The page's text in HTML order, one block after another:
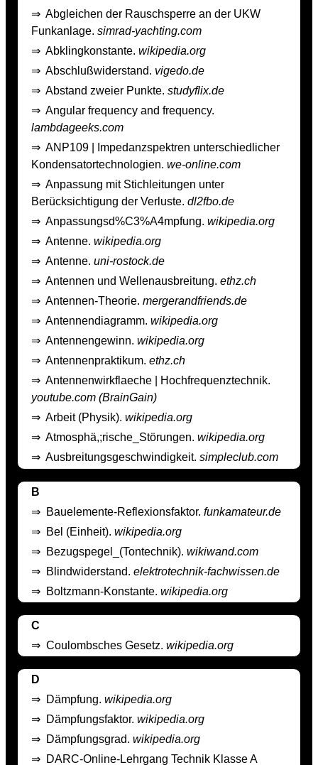
⇒ Abgleichen der Rauschsperre an der UKW
Funkanlage. simrad-yachting.com
⇒ Abklingkonstante. wikipedia.org
⇒ Abschlußwiderstand. vigedo.de
⇒ Abstand zweier Punkte. studyflix.de
⇒ Angular frequency and frequency.
lambdageeks.com
⇒ ANP109 | Impedanzspektren unterschiedlicher
Kondensatortechnologien. we-online.com
⇒ Anpassung mit Stichleitungen unter
Berücksichtigung der Verluste. dl2fbo.de
⇒ Anpassungsd%C3%A4mpfung. wikipedia.org
⇒ Antenne. wikipedia.org
⇒ Antenne. uni-rostock.de
⇒ Antennen und Wellenausbreitung. ethz.ch
⇒ Antennen-Theorie. mergerandfriends.de
⇒ Antennendiagramm. wikipedia.org
⇒ Antennengewinn. wikipedia.org
⇒ Antennenpraktikum. ethz.ch
⇒ Antennenwirkflaeche | Hochfrequenztechnik.
youtube.com (BrainGain)
⇒ Arbeit (Physik). wikipedia.org
⇒ Atmosphä,;rische_Störungen. wikipedia.org
⇒ Ausbreitungsgeschwindigkeit. simpleclub.com
B
⇒ Bauelemente-Reflexionsfaktor. funkamateur.de
⇒ Bel (Einheit). wikipedia.org
⇒ Bezugspegel_(Tontechnik). wikiwand.com
⇒ Blindwiderstand. elektrotechnik-fachwissen.de
⇒ Boltzmann-Konstante. wikipedia.org
C
⇒ Coulombsches Gesetz. wikipedia.org
D
⇒ Dämpfung. wikipedia.org
⇒ Dämpfungsfaktor. wikipedia.org
⇒ Dämpfungsgrad. wikipedia.org
⇒ DARC-Online-Lehrgang Technik Klasse A